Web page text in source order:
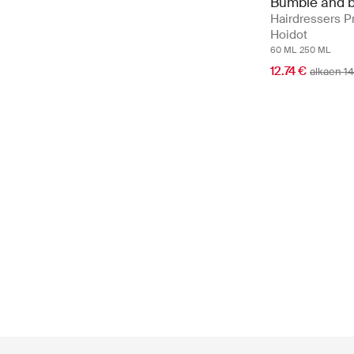
Hairdressers
Hoidot
60 ML 250 ML
12.74 € alkaen